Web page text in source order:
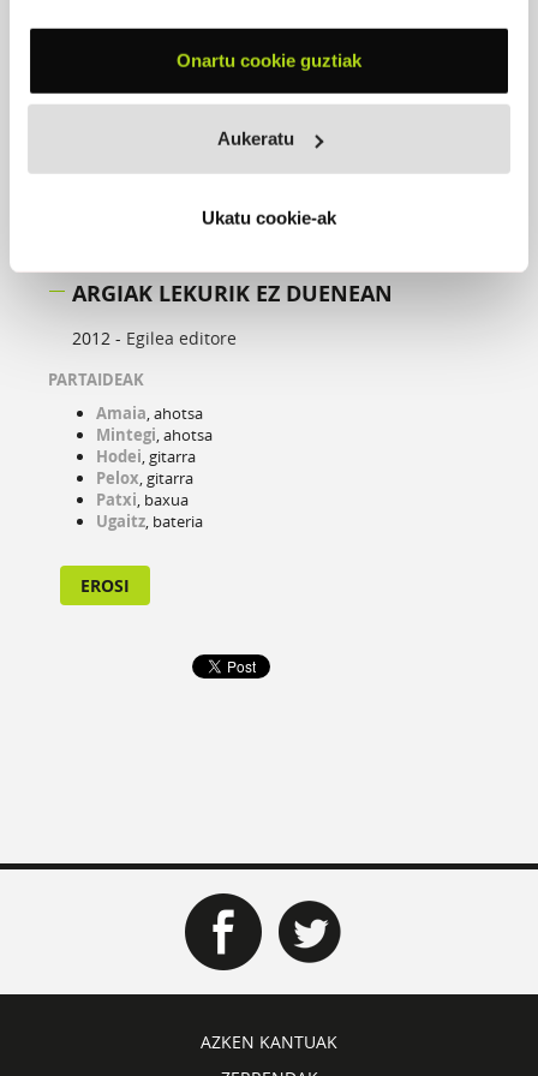
Onartu cookie guztiak
Aukeratu
Ukatu cookie-ak
ARGIAK LEKURIK EZ DUENEAN
2012 - Egilea editore
PARTAIDEAK
Amaia, ahotsa
Mintegi, ahotsa
Hodei, gitarra
Pelox, gitarra
Patxi, baxua
Ugaitz, bateria
EROSI
AZKEN KANTUAK